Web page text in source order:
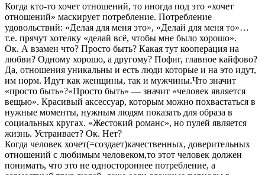
Когда кто-то хочет отношений, то иногда под это «хочет
отношений» маскирует потребление. Потребление
удовольствий: «Делая для меня это», «Делай для меня то»…
т.е. прячут хотелку «делай всё, чтобы мне было хорошо».
Ок. А взамен что? Просто быть? Какая тут кооперация на
любви? Одному хорошо, а другому? Пофиг, главное кайфово?
Да, отношения уникальны и есть люди которые и на это идут,
им норм. Идут как женщины, так и мужчины.Что значит
«просто быть»?«Просто быть» — значит «человек является
вещью». Красивый аксессуар, которым можно похвастаться в
нужные моменты, нужным людям показать для образа в
социальных кругах. «Жестокий романс», но пулей является
жизнь. Устраивает? Ок. Нет?
Когда человек хочет(=создает)качественных, доверительных
отношений с любимым человеком,то этот человек должен
понимать, что это не одностороннее потребление, а